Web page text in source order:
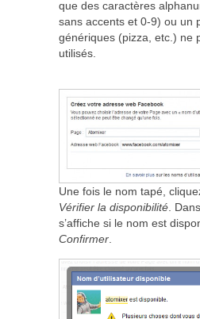
que des caractères
sans accents et 0-9) ou un
génériques (pizza, etc.) ne
utilisés.
Une fois le nom tapé,
Vérifier la disponibilité .
s’affiche si le nom est
Confirmer